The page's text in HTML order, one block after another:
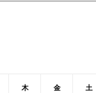
木 金 土